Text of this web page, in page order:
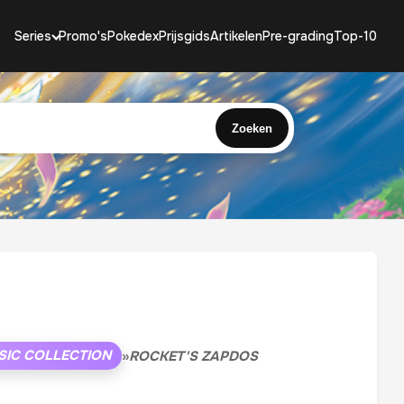
Series Promo'sPokedexPrijsgidsArtikelenPre-gradingTop-10
Zoeken
COLLECTION »ROCKET'S ZAPDOS